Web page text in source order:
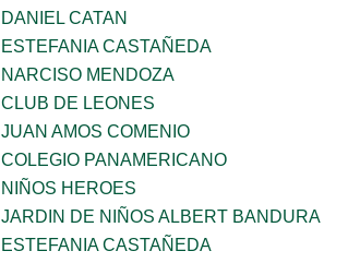
DANIEL CATAN
ESTEFANIA CASTAÑEDA
NARCISO MENDOZA
CLUB DE LEONES
JUAN AMOS COMENIO
COLEGIO PANAMERICANO
NIÑOS HEROES
JARDIN DE NIÑOS ALBERT BANDURA
ESTEFANIA CASTAÑEDA